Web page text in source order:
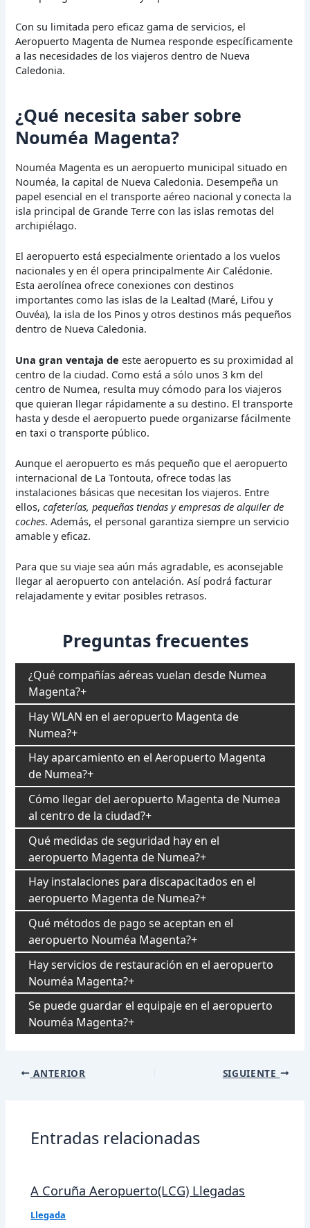
Con su limitada pero eficaz gama de servicios, el
Aeropuerto Magenta de Numea responde específicamente
a las necesidades de los viajeros dentro de Nueva
Caledonia.
¿Qué necesita saber sobre
Nouméa Magenta?
Nouméa Magenta es un aeropuerto municipal situado en
Nouméa, la capital de Nueva Caledonia. Desempeña un
papel esencial en el transporte aéreo nacional y conecta la
isla principal de Grande Terre con las islas remotas del
archipiélago.
El aeropuerto está especialmente orientado a los vuelos
nacionales y en él opera principalmente Air Calédonie.
Esta aerolínea ofrece conexiones con destinos
importantes como las islas de la Lealtad (Maré, Lifou y
Ouvéa), la isla de los Pinos y otros destinos más pequeños
dentro de Nueva Caledonia.
Una gran ventaja de este aeropuerto es su proximidad al
centro de la ciudad. Como está a sólo unos 3 km del
centro de Numea, resulta muy cómodo para los viajeros
que quieran llegar rápidamente a su destino. El transporte
hasta y desde el aeropuerto puede organizarse fácilmente
en taxi o transporte público.
Aunque el aeropuerto es más pequeño que el aeropuerto
internacional de La Tontouta, ofrece todas las
instalaciones básicas que necesitan los viajeros. Entre
ellos,cafeterías, pequeñas tiendas y empresas de alquiler de
coches. Además, el personal garantiza siempre un servicio
amable y eficaz.
Para que su viaje sea aún más agradable, es aconsejable
llegar al aeropuerto con antelación. Así podrá facturar
relajadamente y evitar posibles retrasos.
Preguntas frecuentes
¿Qué compañías aéreas vuelan desde Numea
Magenta?
Hay WLAN en el aeropuerto Magenta de
Numea?
Hay aparcamiento en el Aeropuerto Magenta
de Numea?
Cómo llegar del aeropuerto Magenta de Numea
al centro de la ciudad?
Qué medidas de seguridad hay en el
aeropuerto Magenta de Numea?
Hay instalaciones para discapacitados en el
aeropuerto Magenta de Numea?
Qué métodos de pago se aceptan en el
aeropuerto Nouméa Magenta?
Hay servicios de restauración en el aeropuerto
Nouméa Magenta?
Se puede guardar el equipaje en el aeropuerto
Nouméa Magenta?
Navegación
ANTERIOR SIGUIENTE
Entradas relacionadas
A Coruña Aeropuerto(LCG) Llegadas
Llegada